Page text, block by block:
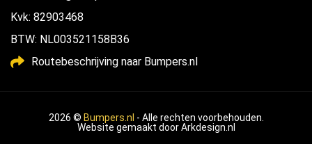
Kvk: 82903468
BTW: NL003521158B36
Routebeschrijving naar Bumpers.nl
2026 © Bumpers.nl - Alle rechten voorbehouden.
Website gemaakt doorArkdesign.nl